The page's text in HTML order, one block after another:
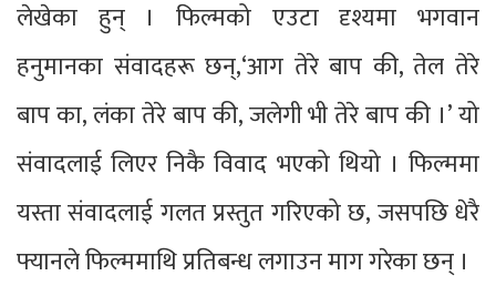
लेखेका हुन् । फिल्मको एउटा दृश्यमा भगवान
हनुमानका संवादहरू छन्,‘आग तेरे बाप की, तेल तेरे
बाप का, लंका तेरे बाप की, जलेगी भी तेरे बाप की ।’ यो
संवादलाई लिएर निकै विवाद भएको थियो । फिल्ममा
यस्ता संवादलाई गलत प्रस्तुत गरिएको छ, जसपछि धेरै
फ्यानले फिल्ममाथि प्रतिबन्ध लगाउन माग गरेका छन् ।